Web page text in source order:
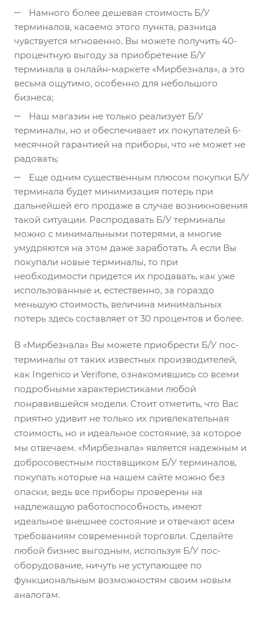
Намного более дешевая стоимость Б/У
терминалов, касаемо этого пункта, разница
чувствуется мгновенно. Вы можете получить 40-
процентную выгоду за приобретение Б/У
терминала в онлайн-маркете «Мирбезнала», а это
весьма ощутимо, особенно для небольшого
бизнеса;
Наш магазин не только реализует Б/У
терминалы, но и обеспечивает их покупателей 6-
месячной гарантией на приборы, что не может не
радовать;
Еще одним существенным плюсом покупки Б/У
терминала будет минимизация потерь при
дальнейшей его продаже в случае возникновения
такой ситуации. Распродавать Б/У терминалы
можно с минимальными потерями, а многие
умудряются на этом даже заработать. А если Вы
покупали новые терминалы, то при
необходимости придется их продавать, как уже
использованные и, естественно, за гораздо
меньшую стоимость, величина минимальных
потерь здесь составляет от 30 процентов и более.
В «Мирбезнала» Вы можете приобрести Б/У пос-
терминалы от таких известных производителей,
как Ingenico и Verifone, ознакомившись со всеми
подробными характеристиками любой
понравившейся модели. Стоит отметить, что Вас
приятно удивит не только их привлекательная
стоимость, но и идеальное состояние, за которое
мы отвечаем. «Мирбезнала» является надежным и
добросовестным поставщиком Б/У терминалов,
покупать которые на нашем сайте можно без
опаски, ведь все приборы проверены на
надлежащую работоспособность, имеют
идеальное внешнее состояние и отвечают всем
требованиям современной торговли. Сделайте
любой бизнес выгодным, используя Б/У пос-
оборудование, ничуть не уступающее по
функциональным возможностям своим новым
аналогам.